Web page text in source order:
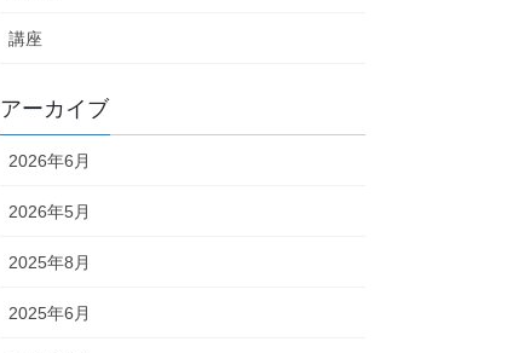
講座
アーカイブ
2026年6月
2026年5月
2025年8月
2025年6月